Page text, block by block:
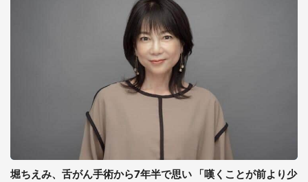
堀ちえみ、舌がん手術から7年半で思い 「嘆くことが前より少